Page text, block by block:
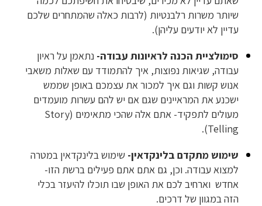
שיותר משרות רלבנטיות (לרבות כאלה שהמתחרים שלכם
עדיין לא יודעים עליהן).
סימולציית הכנה לראיונות עבודה- נתאמן על ראיון
עבודה, שגיאות נפוצות, איך להתמודד עם שאלות משאבי
אנוש קשות וגם איך למכור את עצמכם באופן שממש
ישכנע את המראיינים שגם אם יש להם עשרות מועמדים
מעולים לתפקיד- אתם אלה שהכי מתאימים (Story
Telling).
שימוש מתקדם בלינקדאין- שימוש בלינקדאין במטרה
למצוא עבודה. וכן, גם אתם אתם פעילים ברשת הזו-
אחדש וארחיב לכם את האופן שבו תוכלו להיעזר בכלי
הזה במגוון של דרכים.